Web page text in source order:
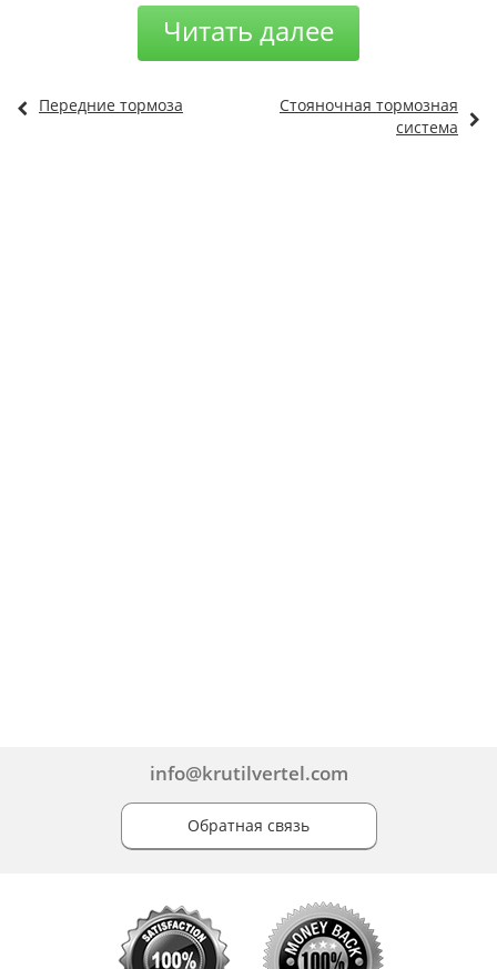
Читать далее
Передние тормоза
Стояночная тормозная
система
info@krutilvertel.com
Обратная связь